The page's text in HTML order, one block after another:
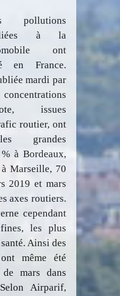
liées à la
ont
en France.
mardi par
issues
routier, ont
grandes
à Bordeaux,
Marseille, 70
2019 et mars
axes routiers.
cependant
les plus
Ainsi des
même été
mars dans
Airparif,